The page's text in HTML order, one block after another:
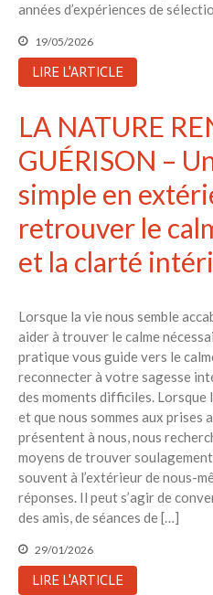
années d’expériences de
19/05/2026
LIRE L'ARTICLE
LA NATURE
GUÉRISON –
simple en
retrouver le
et la clarté
Lorsque la vie nous semble
aider à trouver le calme
pratique vous guide vers le
reconnecter à votre sagesse
des moments difficiles. Lorsque
et que nous sommes aux prises
présentent à nous, nous
moyens de trouver
souvent à l’extérieur de nous-
réponses. Il peut s’agir de
des amis, de séances de […]
29/01/2026
LIRE L'ARTICLE